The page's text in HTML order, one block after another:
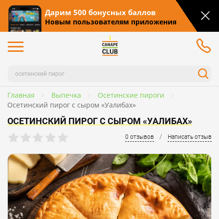
Дарим 500 бонусных баллов
Новым пользователям приложения
Главная Выпечка
Осетинские пироги
Осетинский пирог с сыром «Уaлибах»
ОСЕТИНСКИЙ ПИРОГ С СЫРОМ «УAЛИБАХ»
0 отзывов / Написать отзыв